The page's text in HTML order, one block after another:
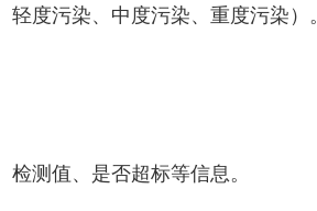
度污染、中度污染、重度污染）。
测值、是否超标等信息。